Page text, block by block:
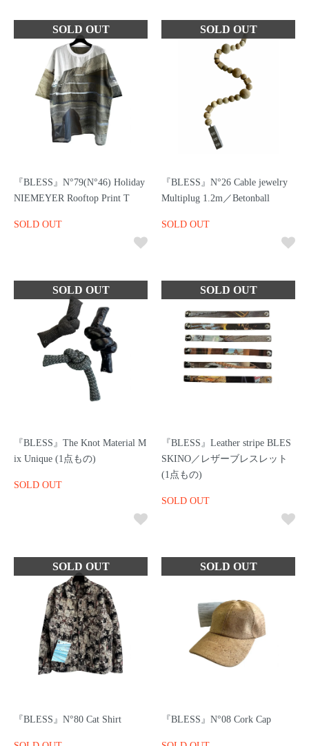
『BLESS』N°79(N°46) Holiday
NIEMEYER Rooftop Print T
SOLD OUT
『BLESS』N°26 Cable jewelry
Multiplug 1.2m／Betonball
SOLD OUT
『BLESS』The Knot Material M
ix Unique (1点もの)
SOLD OUT
『BLESS』Leather stripe BLES
SKINO／レザーブレスレット
(1点もの)
SOLD OUT
『BLESS』N°80 Cat Shirt 『BLESS』N°08 Cork Cap